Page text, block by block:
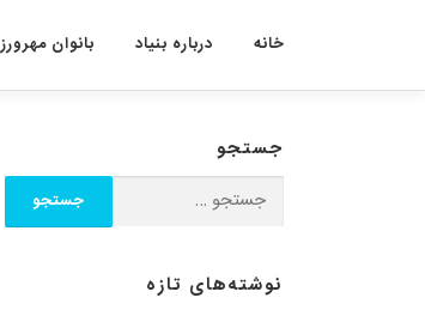
بانوان مهرورز درباره بنیاد خانه
جستجو
نوشته‌های تازه